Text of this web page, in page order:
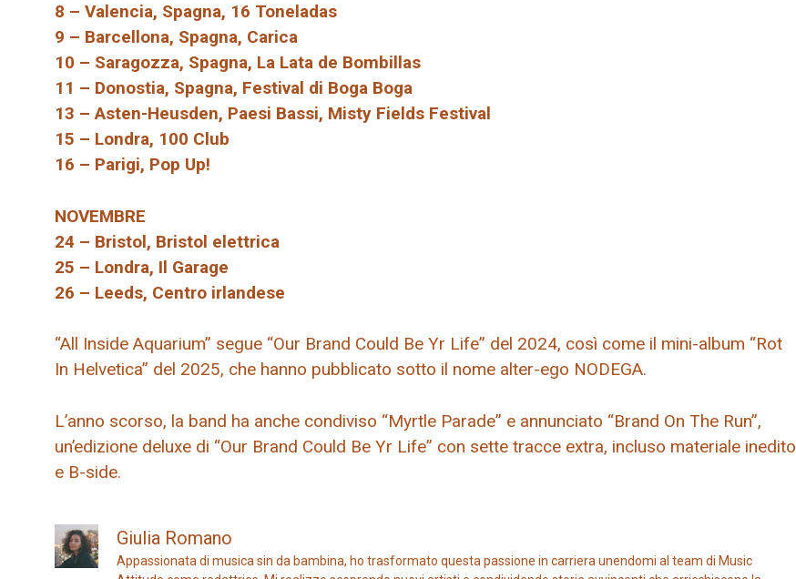
8 – Valencia, Spagna, 16 Toneladas
9 – Barcellona, ​​Spagna, Carica
10 – Saragozza, Spagna, La Lata de Bombillas
11 – Donostia, Spagna, Festival di Boga Boga
13 – Asten-Heusden, Paesi Bassi, Misty Fields Festival
15 – Londra, 100 Club
16 – Parigi, Pop Up!
NOVEMBRE
24 – Bristol, Bristol elettrica
25 – Londra, Il Garage
26 – Leeds, Centro irlandese
“All Inside Aquarium” segue “Our Brand Could Be Yr Life” del 2024, così come il mini-album “Rot
In Helvetica” del 2025, che hanno pubblicato sotto il nome alter-ego NODEGA.
L’anno scorso, la band ha anche condiviso “Myrtle Parade” e annunciato “Brand On The Run”,
un’edizione deluxe di “Our Brand Could Be Yr Life” con sette tracce extra, incluso materiale inedito
e B-side.
Giulia Romano
Appassionata di musica sin da bambina, ho trasformato questa passione in carriera unendomi al team di Music